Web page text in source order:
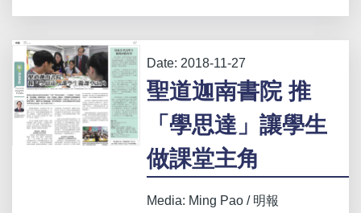
Date: 2018-11-27
聖道迦南書院 推
「學思達」讓學生
做課堂主角
Media: Ming Pao / 明報